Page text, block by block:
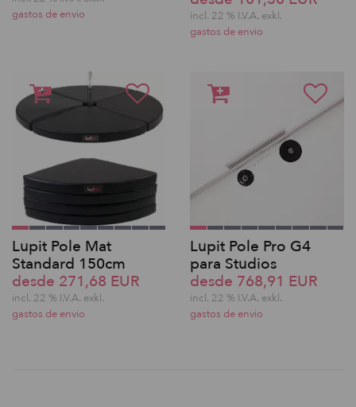
gastos de envio
incl. 22 % I.V.A. exkl.
gastos de envio
Lupit Pole Mat
Standard 150cm
desde 271,68 EUR
incl. 22 % I.V.A. exkl.
gastos de envio
Lupit Pole Pro G4
para Studios
desde 768,91 EUR
incl. 22 % I.V.A. exkl.
gastos de envio